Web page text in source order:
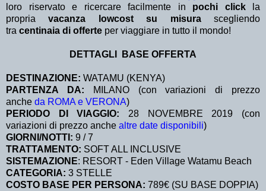
loro riservato e ricercare facilmente in pochi clickla
propriavacanza lowcost su misurascegliendo
tra centinaia di offerte per viaggiare in tutto il mondo!
DETTAGLI BASE OFFERTA
DESTINAZIONE: WATAMU (KENYA)
PARTENZA DA: MILANO (con variazioni di prezzo
anche da ROMA e VERONA)
PERIODO DI VIAGGIO: 28 NOVEMBRE 2019 (con
variazioni di prezzo anche altre date disponibili)
GIORNI/NOTTI: 9 / 7
TRATTAMENTO: SOFT ALL INCLUSIVE
SISTEMAZIONE: RESORT - Eden Village Watamu Beach
CATEGORIA: 3 STELLE
COSTO BASE PER PERSONA: 789€ (SU BASE DOPPIA)